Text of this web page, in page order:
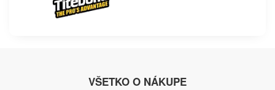
VŠETKO O NÁKUPE